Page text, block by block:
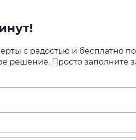
с радостью и бесплатно
решение. Просто заполните